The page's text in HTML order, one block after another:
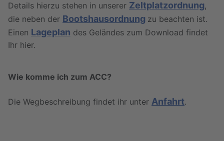
Details hierzu stehen in unserer Zeltplatzordnung,
die neben der Bootshausordnung zu beachten ist.
Einen Lageplan des Geländes zum Download findet
Ihr hier.
Wie komme ich zum ACC?
Die Wegbeschreibung findet ihr unter Anfahrt.